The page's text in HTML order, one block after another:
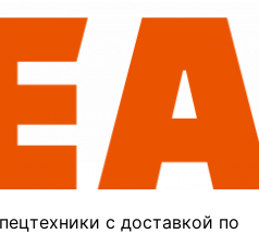
с доставкой по